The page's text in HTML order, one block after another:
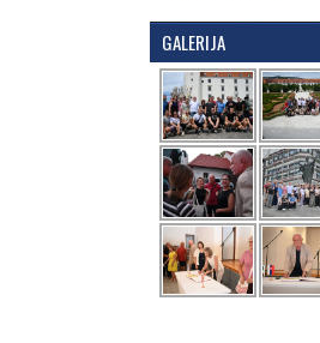
GALERIJA